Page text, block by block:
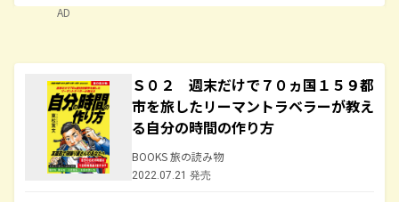
AD
Ｓ０２ 週末だけで７０ヵ国１５９都
市を旅したリーマントラベラーが教え
る自分の時間の作り方
BOOKS 旅の読み物
2022.07.21 発売